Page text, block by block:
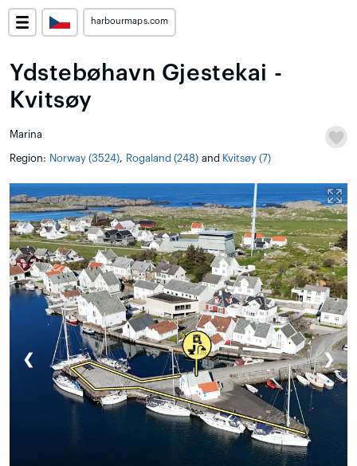
harbourmaps.com
Ydstebøhavn Gjestekai -
Kvitsøy
Marina
Region: Norway (3524), Rogaland (248) and Kvitsøy (7)
❮ ❯